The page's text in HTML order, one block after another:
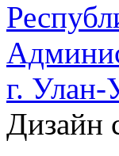
г. Улан-
Дизайн